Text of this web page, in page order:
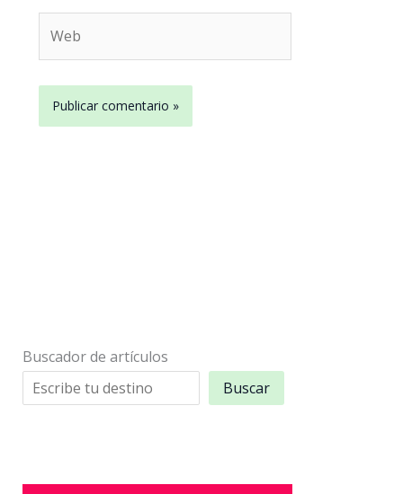
Buscador de artículos
Buscar